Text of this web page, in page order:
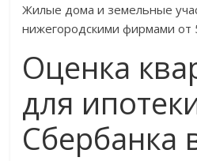
Жилые дома и земельные
нижегородскими фирмами от
Оценка
для
Сбербанка